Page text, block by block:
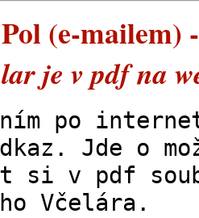
(e-mailem)
je v pdf na
po
Jde o
si v pdf
Včelára.